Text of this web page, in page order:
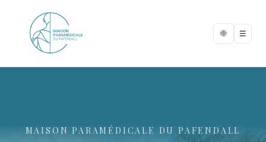
🌐 ☰
MAISON PARAMÉDICALE DU PAFENDALL